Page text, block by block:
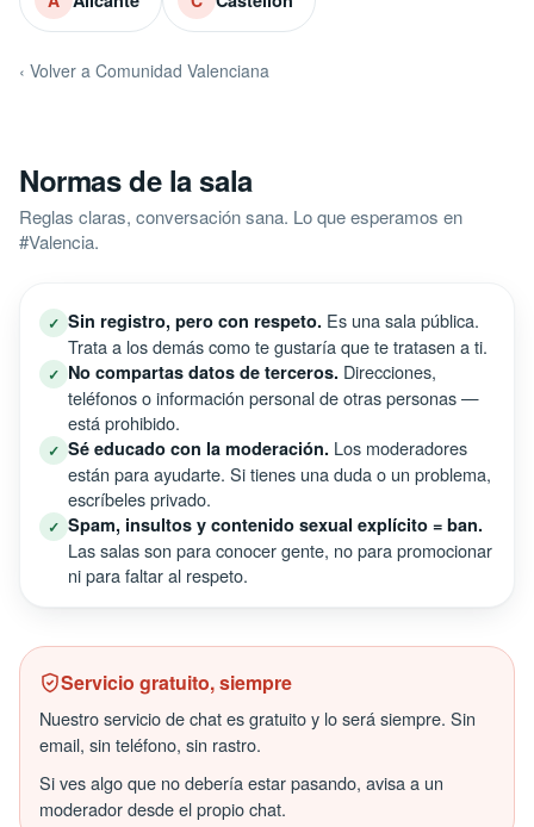
‹ Volver a Comunidad Valenciana
Normas de la sala
Reglas claras, conversación sana. Lo que esperamos en
#Valencia.
✓ Sin registro, pero con respeto. Es una sala pública.
Trata a los demás como te gustaría que te tratasen a ti.
✓ No compartas datos de terceros. Direcciones,
teléfonos o información personal de otras personas —
está prohibido.
✓ Sé educado con la moderación. Los moderadores
están para ayudarte. Si tienes una duda o un problema,
escríbeles privado.
✓ Spam, insultos y contenido sexual explícito = ban.
Las salas son para conocer gente, no para promocionar
ni para faltar al respeto.
Servicio gratuito, siempre
Nuestro servicio de chat es gratuito y lo será siempre. Sin
email, sin teléfono, sin rastro.
Si ves algo que no debería estar pasando, avisa a un
moderador desde el propio chat.